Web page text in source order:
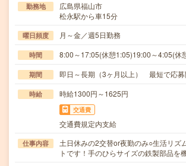
勤務地
広島県福山市
松永駅から車15分
曜日頻度 月～金／週5日勤務
時間 8:00～17:05(休憩1:05)19:00～4:05(休
期間 即日～長期（3ヶ月以上） 最短で応募
時給 時給1300円～1625円
交通費
交通費規定内支給
仕事内容
土日休みの2交替or夜勤のみ○生活リズ
トです！手のひらサイズの鉄製部品を